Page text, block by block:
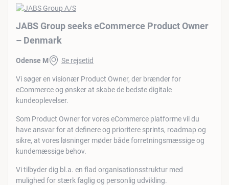
JABS Group seeks eCommerce Product Owner
– Denmark
Odense M Se rejsetid
Vi søger en visionær Product Owner, der brænder for
eCommerce og ønsker at skabe de bedste digitale
kundeoplevelser.
Som Product Owner for vores eCommerce platforme vil du
have ansvar for at definere og prioritere sprints, roadmap og
sikre, at vores løsninger møder både forretningsmæssige og
kundemæssige behov.
Vi tilbyder dig bl.a. en flad organisationsstruktur med
mulighed for stærk faglig og personlig udvikling.